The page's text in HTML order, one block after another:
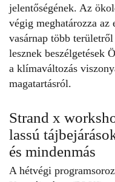
jelentőségének. Az
végig meghatározza az
vasárnap több
lesznek beszélgetések
a klímaváltozás
magatartásról.
Strand x
lassú
és mindenmás
A hétvégi